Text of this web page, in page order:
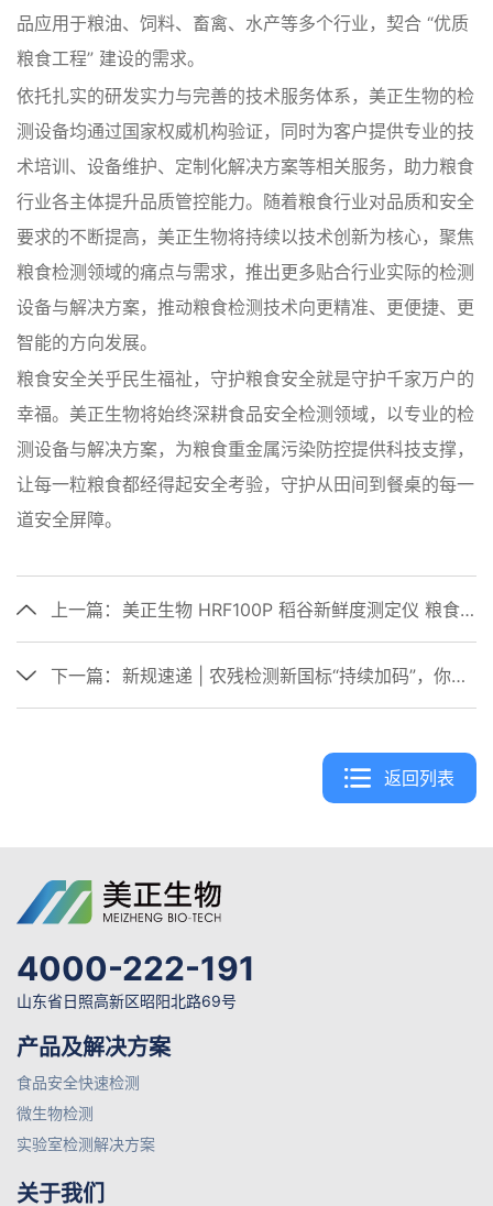
品应用于粮油、饲料、畜禽、水产等多个行业，契合 “优质
粮食工程” 建设的需求。
依托扎实的研发实力与完善的技术服务体系，美正生物的检
测设备均通过国家权威机构验证，同时为客户提供专业的技
术培训、设备维护、定制化解决方案等相关服务，助力粮食
行业各主体提升品质管控能力。随着粮食行业对品质和安全
要求的不断提高，美正生物将持续以技术创新为核心，聚焦
粮食检测领域的痛点与需求，推出更多贴合行业实际的检测
设备与解决方案，推动粮食检测技术向更精准、更便捷、更
智能的方向发展。
粮食安全关乎民生福祉，守护粮食安全就是守护千家万户的
幸福。美正生物将始终深耕食品安全检测领域，以专业的检
测设备与解决方案，为粮食重金属污染防控提供科技支撑，
让每一粒粮食都经得起安全考验，守护从田间到餐桌的每一
道安全屏障。
上一篇： 美正生物 HRF100P 稻谷新鲜度测定仪 粮食 FD 值检测设备厂家
下一篇： 新规速递 | 农残检测新国标“持续加码”，你的实验室准备好了吗？
返回列表
4000-222-191
山东省日照高新区昭阳北路69号
产品及解决方案
食品安全快速检测
微生物检测
实验室检测解决方案
关于我们